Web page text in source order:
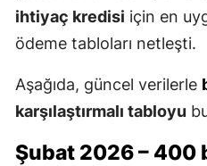
ihtiyaç kredisi için en
ödeme tabloları netleşti.
Aşağıda, güncel verilerle
karşılaştırmalı tabloyu
Şubat 2026 – 400